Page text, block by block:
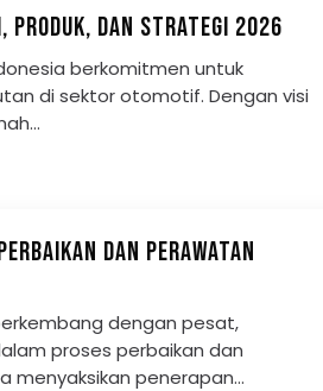
PRODUK, DAN STRATEGI 2026
berkomitmen untuk
di sektor otomotif. Dengan visi
DAN PERAWATAN
dengan pesat,
proses perbaikan dan
menyaksikan penerapan…